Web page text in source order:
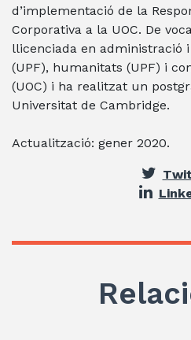
d’implementació de la
Corporativa a la UOC. De
llicenciada en administració i
(UPF), humanitats (UPF) i
(UOC) i ha realitzat un
Universitat de Cambridge.
Actualització: gener 2020.